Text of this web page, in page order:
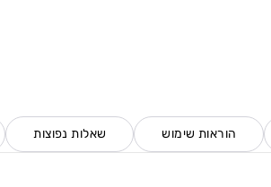
הוראות שימוש שאלות נפוצות